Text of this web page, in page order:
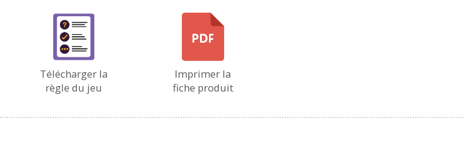
Télécharger la
règle du jeu
Imprimer la
fiche produit